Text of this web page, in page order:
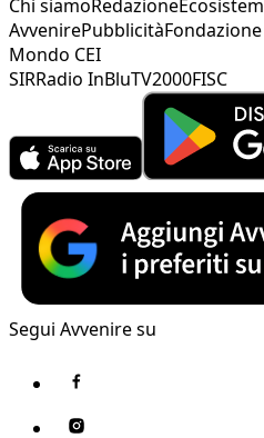
Chi siamoRedazione
AvvenirePubblicità
Mondo CEI
SIRRadio InBluTV2000FISC
Segui Avvenire su